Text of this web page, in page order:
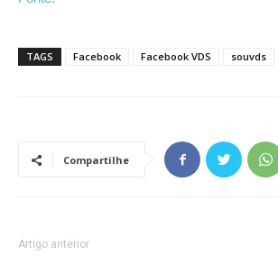
TAGS Facebook Facebook VDS souvds
Compartilhe
Artigo anterior